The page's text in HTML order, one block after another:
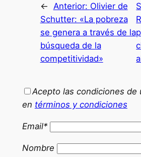
← Anterior: Olivier de
Schutter: «La pobreza
se genera a través de la
búsqueda de la
competitividad»
Acepto las condiciones de
en términos y condiciones
Email*
Nombre